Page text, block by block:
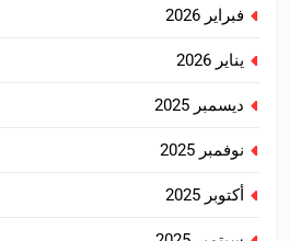
فبراير 2026
يناير 2026
ديسمبر 2025
نوفمبر 2025
أكتوبر 2025